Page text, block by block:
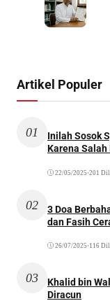
Artikel Populer
01
Inilah Sosok
Karena
22/05/2025 •201
02
3 Doa
dan Fasih
26/07/2025 •116
03
Khalid bin
Diracun